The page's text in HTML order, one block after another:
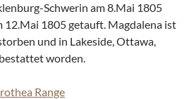
Schwerin am 8.Mai 1805
12.Mai 1805 getauft. Magdalena ist
und in Lakeside, Ottawa,
worden.
Range